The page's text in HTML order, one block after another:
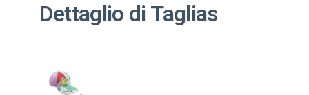
Dettaglio di Taglias